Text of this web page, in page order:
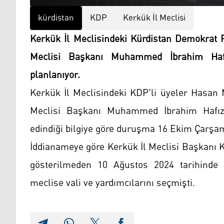
kürdistan KDP Kerkük İl Meclisi
Kerkük İl Meclisindeki Kürdistan
Meclisi Başkanı Muhammed İbrahim
planlanıyor.
Kerkük İl Meclisindeki KDP'li üyeler Hasan
Meclisi Başkanı Muhammed İbrahim
edindiği bilgiye göre duruşma 16 Ekim
İddianameye göre Kerkük İl Meclisi
gösterilmeden 10 Ağustos 2024
meclise vali ve yardımcılarını seçmişti.